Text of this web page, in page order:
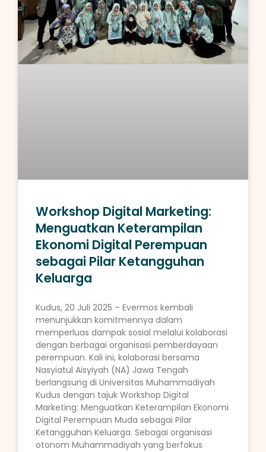
Workshop Digital Marketing:
Menguatkan Keterampilan
Ekonomi Digital Perempuan
sebagai Pilar Ketangguhan
Keluarga
Kudus, 20 Juli 2025 – Evermos kembali
menunjukkan komitmennya dalam
memperluas dampak sosial melalui kolaborasi
dengan berbagai organisasi pemberdayaan
perempuan. Kali ini, kolaborasi bersama
Nasyiatul Aisyiyah (NA) Jawa Tengah
berlangsung di Universitas Muhammadiyah
Kudus dengan tajuk Workshop Digital
Marketing: Menguatkan Keterampilan Ekonomi
Digital Perempuan Muda sebagai Pilar
Ketangguhan Keluarga. Sebagai organisasi
otonom Muhammadiyah yang berfokus